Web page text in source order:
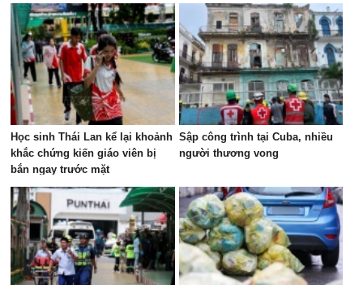
Học sinh Thái Lan kể lại khoảnh
khắc chứng kiến giáo viên bị
bắn ngay trước mặt
Sập công trình tại Cuba, nhiều
người thương vong